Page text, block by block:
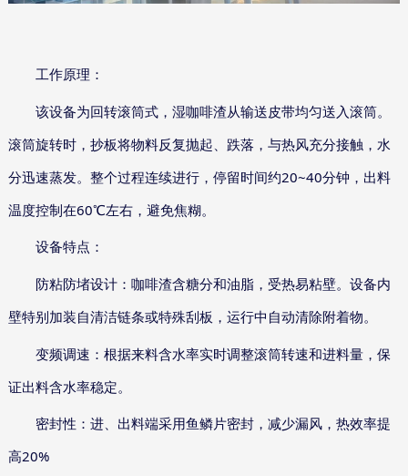
工作原理：
该设备为回转滚筒式，湿咖啡渣从输送皮带均匀送入滚筒。
滚筒旋转时，抄板将物料反复抛起、跌落，与热风充分接触，水
分迅速蒸发。整个过程连续进行，停留时间约20~40分钟，出料
温度控制在60℃左右，避免焦糊。
设备特点：
防粘防堵设计：咖啡渣含糖分和油脂，受热易粘壁。设备内
壁特别加装自清洁链条或特殊刮板，运行中自动清除附着物。
变频调速：根据来料含水率实时调整滚筒转速和进料量，保
证出料含水率稳定。
密封性：进、出料端采用鱼鳞片密封，减少漏风，热效率提
高20%